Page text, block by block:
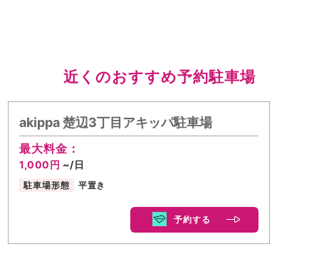
近くのおすすめ予約駐車場
akippa 楚辺3丁目アキッパ駐車場
最大料金：
1,000円 ~/日
駐車場形態 平置き
予約する